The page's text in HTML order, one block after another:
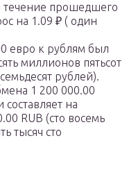
прошедшего
на 1.09 ₽ ( один
евро к рублям был
миллионов пятьсот
рублей).
1 200 000.00
на
RUB (сто восемь
тысяч сто